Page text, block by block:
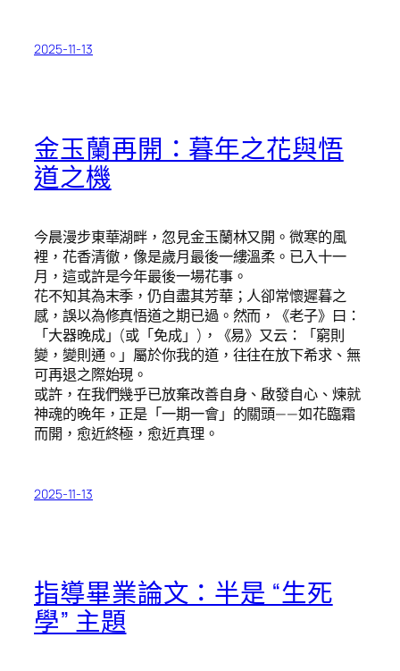
2025-11-13
金玉蘭再開：暮年之花與悟
道之機
今晨漫步東華湖畔，忽見金玉蘭林又開。微寒的風
裡，花香清徹，像是歲月最後一縷溫柔。已入十一
月，這或許是今年最後一場花事。
花不知其為末季，仍自盡其芳華；人卻常懷遲暮之
感，誤以為修真悟道之期已過。然而，《老子》曰：
「大器晚成」(或「免成」)，《易》又云：「窮則
變，變則通。」屬於你我的道，往往在放下希求、無
可再退之際始現。
或許，在我們幾乎已放棄改善自身、啟發自心、煉就
神魂的晚年，正是「一期一會」的關頭——如花臨霜
而開，愈近終極，愈近真理。
2025-11-13
指導畢業論文：半是 “生死
學” 主題